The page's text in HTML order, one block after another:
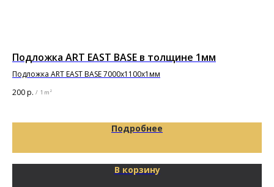
Подложка ART EAST BASE в толщине 1мм
Подложка ART EAST BASE 7000х1100х1мм
200р. / 1 m²
Подробнее
В корзину